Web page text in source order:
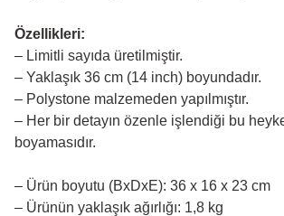
Özellikleri:
– Limitli sayıda üretilmiştir.
– Yaklaşık 36 cm (14 inch) boyundadır.
– Polystone malzemeden yapılmıştır.
– Her bir detayın özenle işlendiği bu
boyamasıdır.
– Ürün boyutu (BxDxE): 36 x 16 x 23 cm
– Ürünün yaklaşık ağırlığı: 1,8 kg